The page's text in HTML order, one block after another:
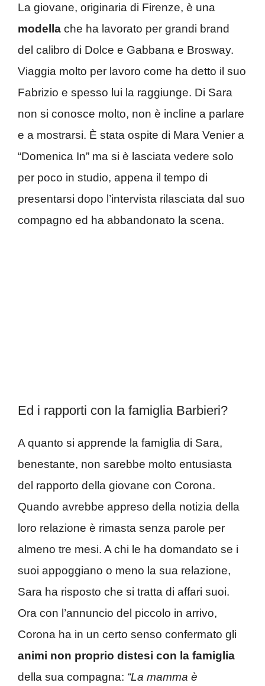
La giovane, originaria di Firenze, è una
modella che ha lavorato per grandi brand
del calibro di Dolce e Gabbana e Brosway.
Viaggia molto per lavoro come ha detto il suo
Fabrizio e spesso lui la raggiunge. Di Sara
non si conosce molto, non è incline a parlare
e a mostrarsi. È stata ospite di Mara Venier a
“Domenica In” ma si è lasciata vedere solo
per poco in studio, appena il tempo di
presentarsi dopo l’intervista rilasciata dal suo
compagno ed ha abbandonato la scena.
Ed i rapporti con la famiglia Barbieri?
A quanto si apprende la famiglia di Sara,
benestante, non sarebbe molto entusiasta
del rapporto della giovane con Corona.
Quando avrebbe appreso della notizia della
loro relazione è rimasta senza parole per
almeno tre mesi. A chi le ha domandato se i
suoi appoggiano o meno la sua relazione,
Sara ha risposto che si tratta di affari suoi.
Ora con l’annuncio del piccolo in arrivo,
Corona ha in un certo senso confermato gli
animi non proprio distesi con la famiglia
della sua compagna: “La mamma è